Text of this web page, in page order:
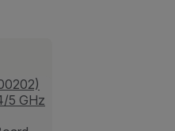
5 GHz